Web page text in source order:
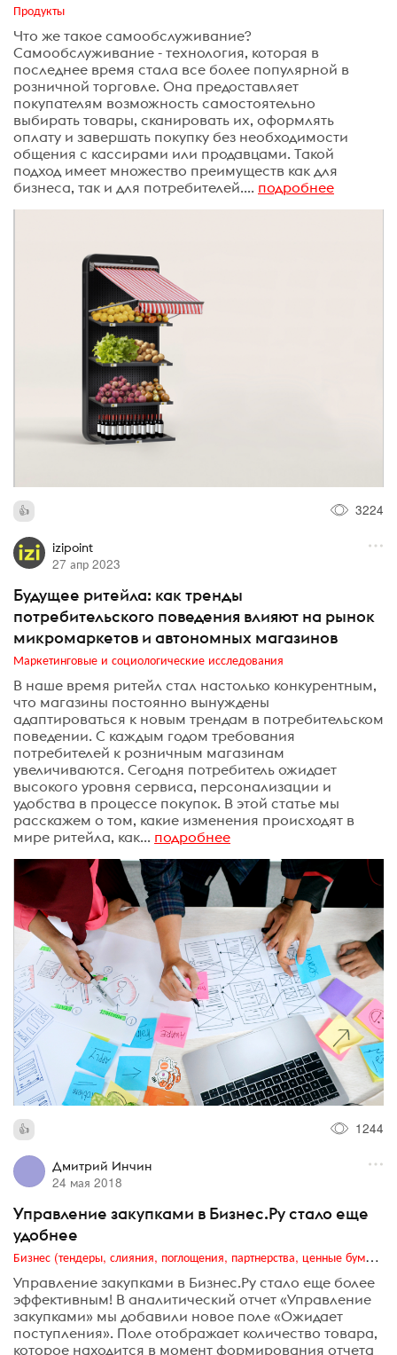
Продукты
Что же такое самообслуживание?
Самообслуживание - технология, которая в
последнее время стала все более популярной в
розничной торговле. Она предоставляет
покупателям возможность самостоятельно
выбирать товары, сканировать их, оформлять
оплату и завершать покупку без необходимости
общения с кассирами или продавцами. Такой
подход имеет множество преимуществ как для
бизнеса, так и для потребителей.... подробнее
3224
izipoint
27 апр 2023
Будущее ритейла: как тренды
потребительского поведения влияют на рынок
микромаркетов и автономных магазинов
Маркетинговые и социологические исследования
В наше время ритейл стал настолько конкурентным,
что магазины постоянно вынуждены
адаптироваться к новым трендам в потребительском
поведении. С каждым годом требования
потребителей к розничным магазинам
увеличиваются. Сегодня потребитель ожидает
высокого уровня сервиса, персонализации и
удобства в процессе покупок. В этой статье мы
расскажем о том, какие изменения происходят в
мире ритейла, как... подробнее
1244
Дмитрий Инчин
24 мая 2018
Управление закупками в Бизнес.Ру стало еще
удобнее
Бизнес (тендеры, слияния, поглощения, партнерства, ценные бумаги, акционеры, финансы и отчетность)
Управление закупками в Бизнес.Ру стало еще более
эффективным! В аналитический отчет «Управление
закупками» мы добавили новое поле «Ожидает
поступления». Поле отображает количество товара,
которое находится в момент формирования отчета